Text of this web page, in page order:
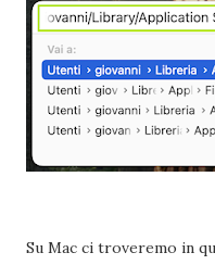
Su Mac ci troveremo in